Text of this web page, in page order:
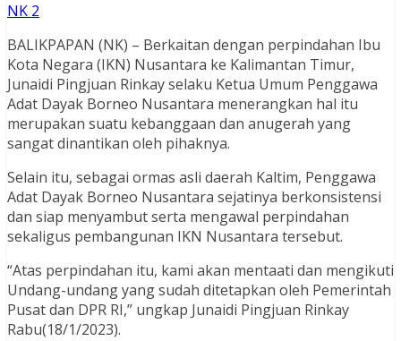
NK 2
BALIKPAPAN (NK) – Berkaitan dengan perpindahan Ibu
Kota Negara (IKN) Nusantara ke Kalimantan Timur,
Junaidi Pingjuan Rinkay selaku Ketua Umum Penggawa
Adat Dayak Borneo Nusantara menerangkan hal itu
merupakan suatu kebanggaan dan anugerah yang
sangat dinantikan oleh pihaknya.
Selain itu, sebagai ormas asli daerah Kaltim, Penggawa
Adat Dayak Borneo Nusantara sejatinya berkonsistensi
dan siap menyambut serta mengawal perpindahan
sekaligus pembangunan IKN Nusantara tersebut.
“Atas perpindahan itu, kami akan mentaati dan mengikuti
Undang-undang yang sudah ditetapkan oleh Pemerintah
Pusat dan DPR RI,” ungkap Junaidi Pingjuan Rinkay
Rabu(18/1/2023).